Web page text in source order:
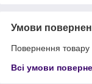
Умови
Повернення товару
Всі умови